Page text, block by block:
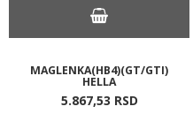
MAGLENKA(HB4)(GT/GTI)
HELLA
5.867,53 RSD